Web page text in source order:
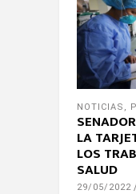
NOTICIAS ,
LA
LOS
SALUD
29/05/2022